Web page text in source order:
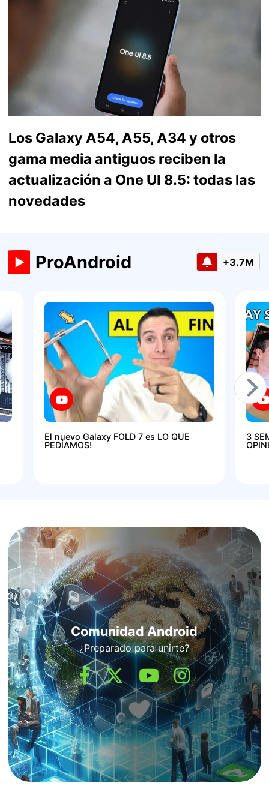
Los Galaxy A54, A55, A34 y otros
gama media antiguos reciben la
actualización a One UI 8.5: todas las
novedades
ProAndroid +3.7M
El nuevo Galaxy FOLD 7 es LO QUE
PEDÍAMOS!
3
Comunidad Android
¿Preparado para unirte?